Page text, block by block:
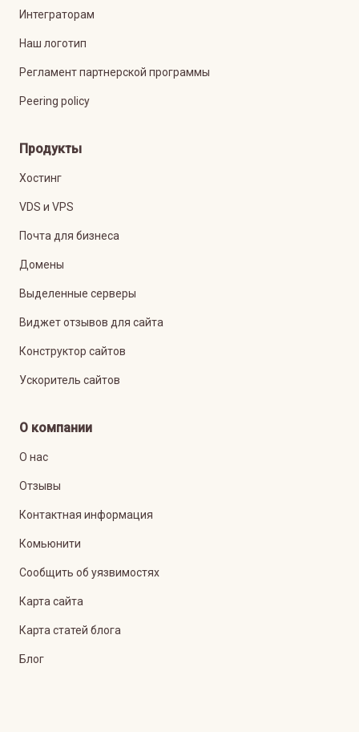
Интеграторам
Наш логотип
Регламент партнерской программы
Peering policy
Продукты
Хостинг
VDS и VPS
Почта для бизнеса
Домены
Выделенные серверы
Виджет отзывов для сайта
Конструктор сайтов
Ускоритель сайтов
О компании
О нас
Отзывы
Контактная информация
Комьюнити
Сообщить об уязвимостях
Карта сайта
Карта статей блога
Блог